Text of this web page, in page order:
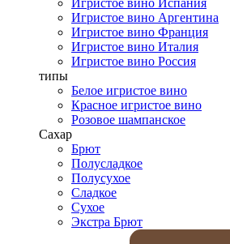
Игристое вино Испания
Игристое вино Аргентина
Игристое вино Франция
Игристое вино Италия
Игристое вино Россия
типы
Белое игристое вино
Красное игристое вино
Розовое шампанское
Сахар
Брют
Полусладкое
Полусухое
Сладкое
Сухое
Экстра Брют